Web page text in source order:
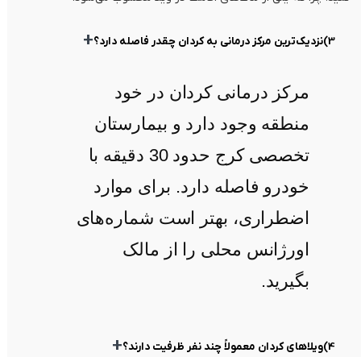
3)نزدیک‌ترین مرکز درمانی به کردان چقدر فاصله دارد؟ +
مرکز درمانی کردان در خود
منطقه وجود دارد و بیمارستان
تخصصی کرج حدود 30 دقیقه با
خودرو فاصله دارد. برای موارد
اضطراری، بهتر است شماره‌های
اورژانس محلی را از مالک
بگیرید.
4)ویلاهای کردان معمولاً چند نفر ظرفیت دارند؟ +